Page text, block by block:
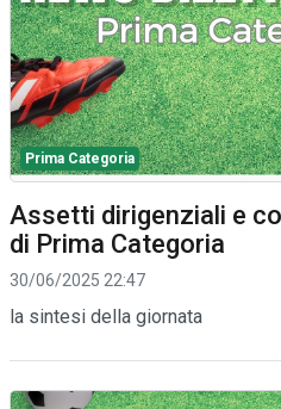
Prima Categoria
Assetti dirigenziali e
di Prima Categoria
30/06/2025 22:47
la sintesi della giornata